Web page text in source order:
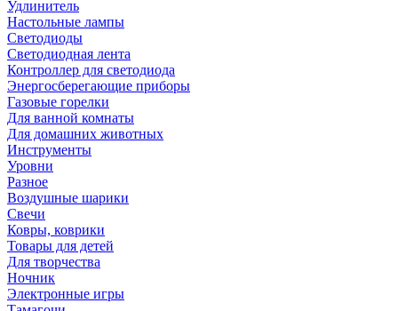
Удлинитель
Настольные лампы
Светодиоды
Светодиодная лента
Контроллер для светодиода
Энергосберегающие приборы
Газовые горелки
Для ванной комнаты
Для домашних животных
Инструменты
Уровни
Разное
Воздушные шарики
Свечи
Ковры, коврики
Товары для детей
Для творчества
Ночник
Электронные игры